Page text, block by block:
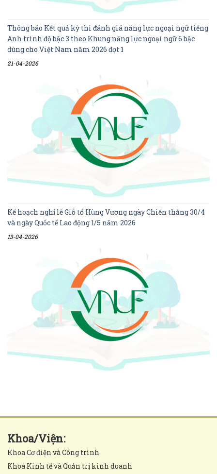
Thông báo Kết quả kỳ thi đánh giá năng lực ngoại ngữ tiếng
Anh trình độ bậc 3 theo Khung năng lực ngoại ngữ 6 bậc
dùng cho Việt Nam năm 2026 đợt 1
21-04-2026
Kế hoạch nghỉ lễ Giỗ tổ Hùng Vương ngày Chiến thắng 30/4
và ngày Quốc tế Lao động 1/5 năm 2026
13-04-2026
Khoa/Viện:
Khoa Cơ điện và Công trình
Khoa Kinh tế và Quản trị kinh doanh